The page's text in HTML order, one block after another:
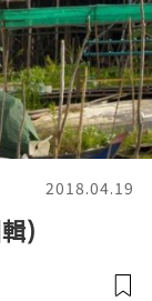
2018.04.19
)